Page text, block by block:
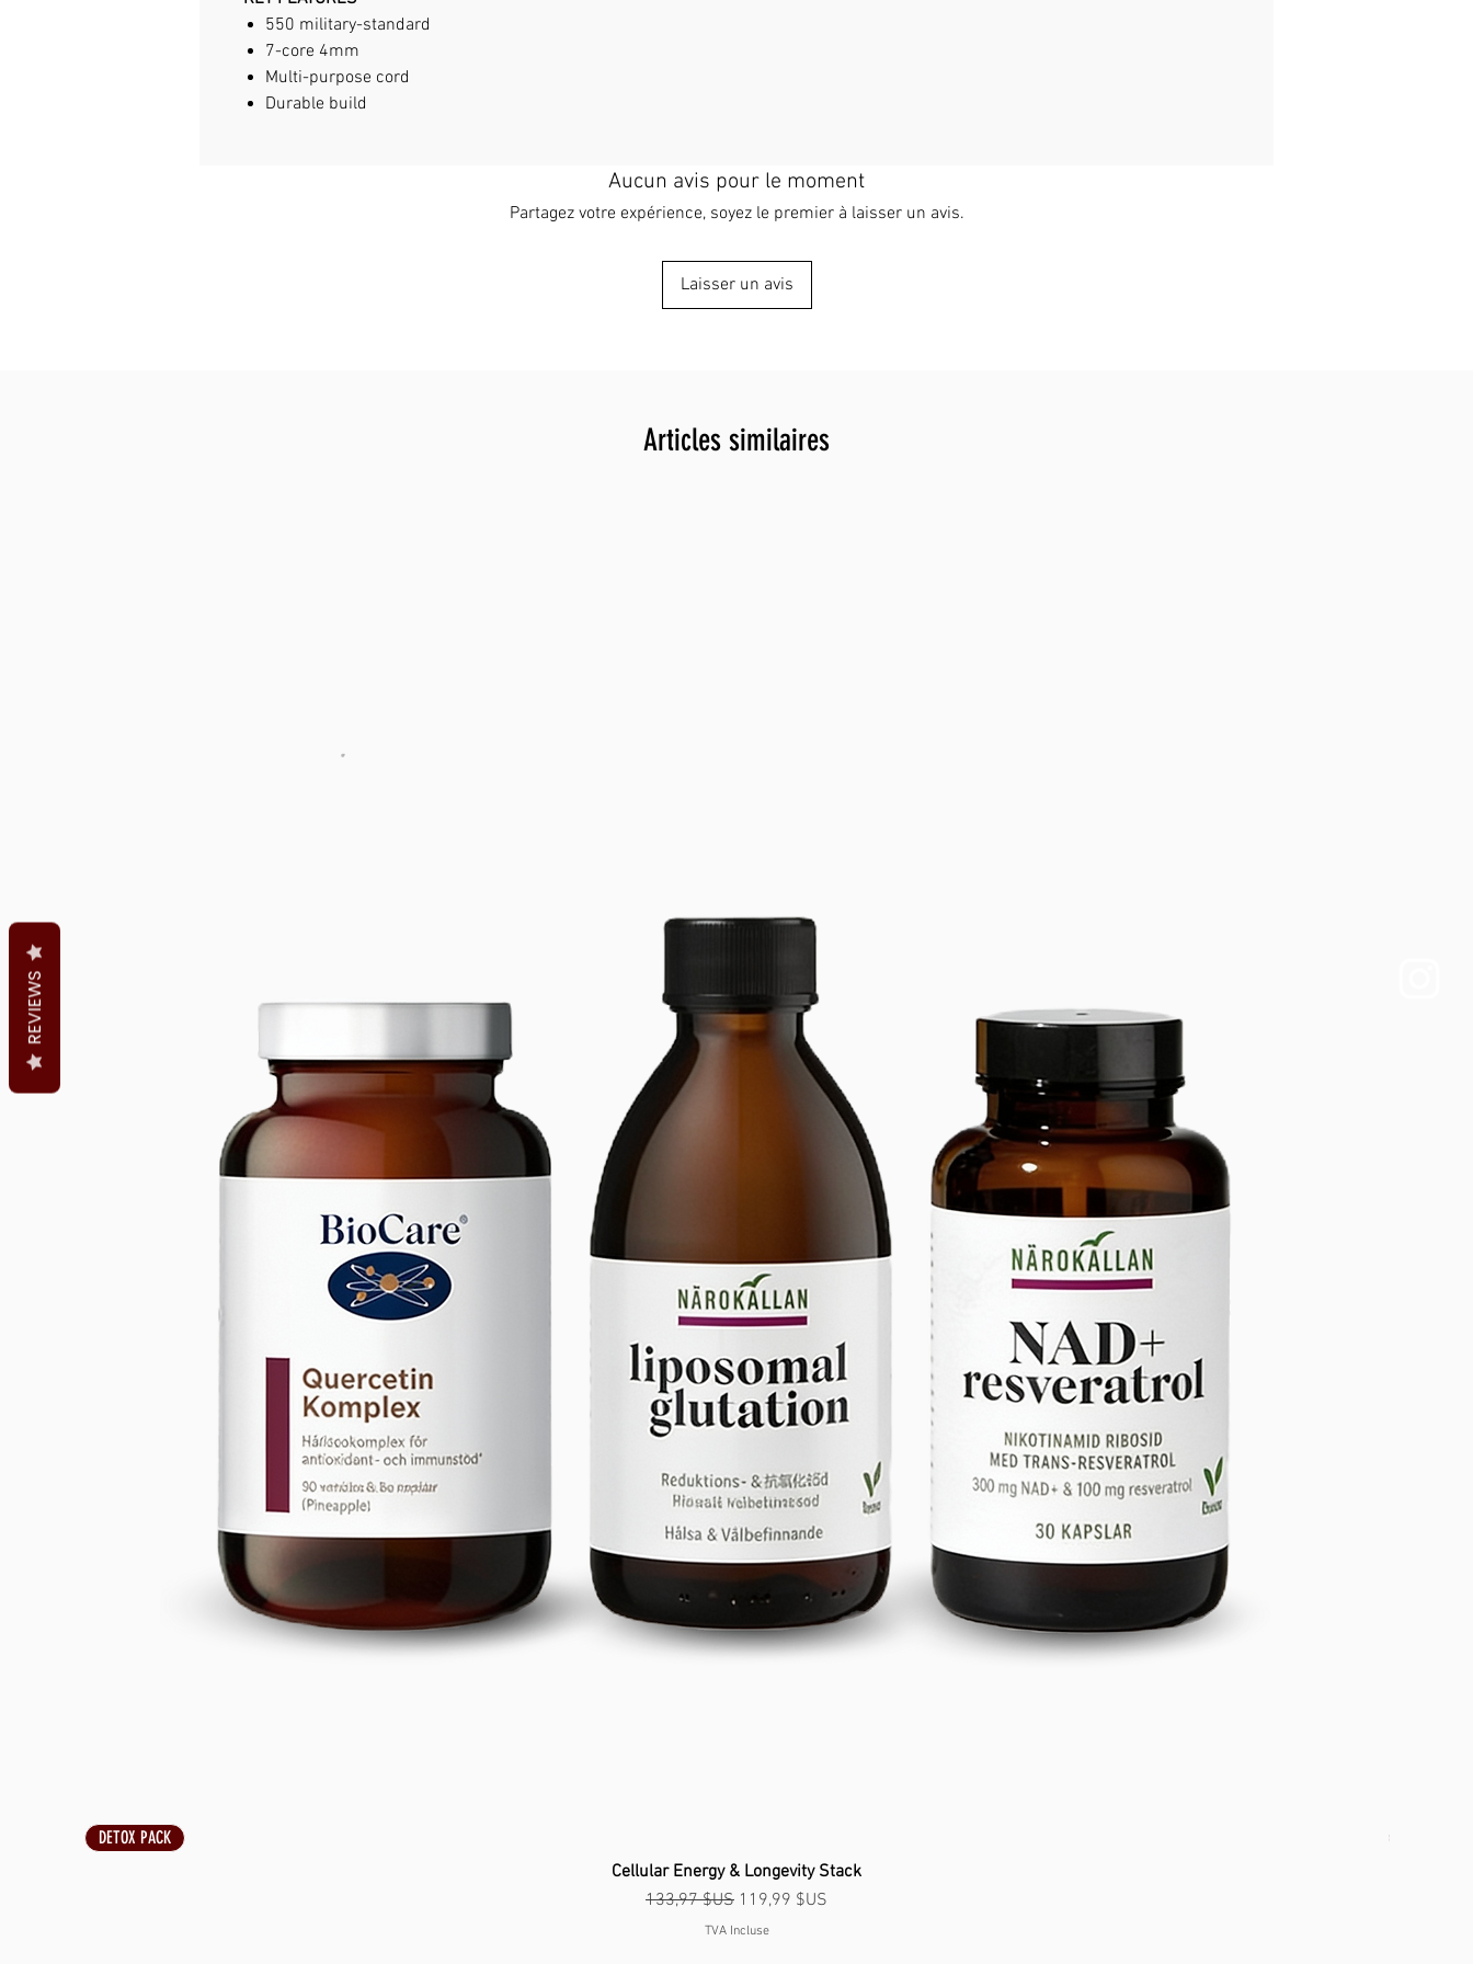
550 military-standard
7-core 4mm
Multi-purpose cord
Durable build
Aucun avis pour le moment
Partagez votre expérience, soyez le premier à laisser un avis.
Laisser un avis
Articles similaires
DETOX PACK
Cellular Energy & Longevity Stack
Prix original
133,97 $US Prix promotionnel
119,99 $US
TVA Incluse
REVIEWS